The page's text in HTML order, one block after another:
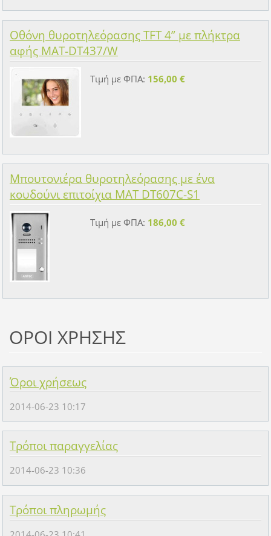
Οθόνη θυροτηλεόρασης TFT 4” με πλήκτρα
αφής MAT-DT437/W
Τιμή με ΦΠΑ: 156,00 €
Μπουτονιέρα θυροτηλεόρασης με ένα
κουδούνι επιτοίχια MAT DT607C-S1
Τιμή με ΦΠΑ: 186,00 €
ΟΡΟΙ ΧΡΗΣΗΣ
Όροι χρήσεως
2014-06-23 10:17
Τρόποι παραγγελίας
2014-06-23 10:36
Τρόποι πληρωμής